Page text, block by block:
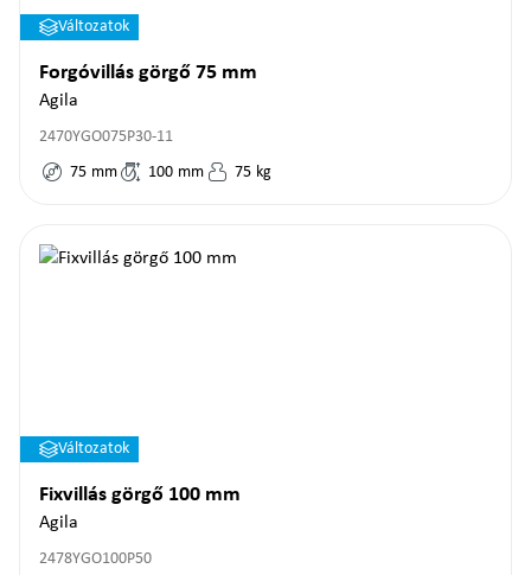
Változatok
Forgóvillás görgő 75 mm
Agila
2470YGO075P30-11
75 mm 100 mm 75 kg
Változatok
Fixvillás görgő 100 mm
Agila
2478YGO100P50